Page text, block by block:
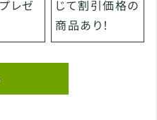
レゼ
じて割引価格の
商品あり！